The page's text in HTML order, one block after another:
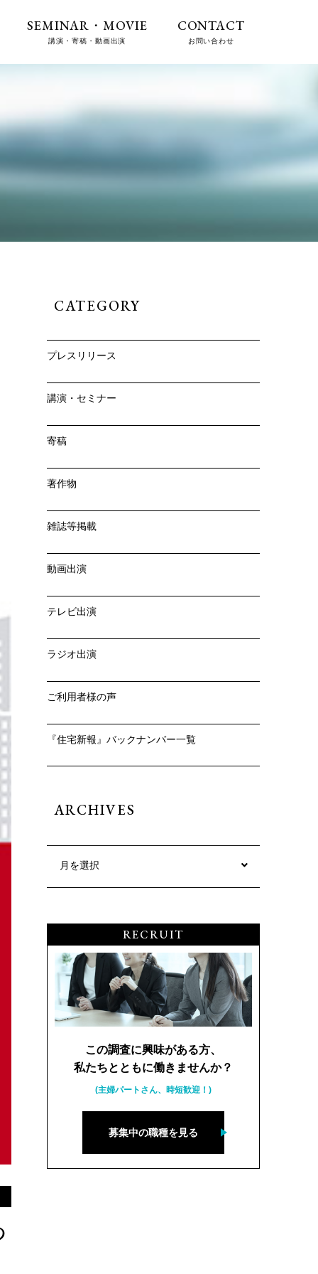
SEMINAR・MOVIE
講演・寄稿・動画出演
CONTACT
お問い合わせ
CATEGORY
プレスリリース
講演・セミナー
寄稿
著作物
雑誌等掲載
動画出演
テレビ出演
ラジオ出演
ご利用者様の声
『住宅新報』バックナンバー一覧
ARCHIVES
月を選択
RECRUIT
この調査に興味がある方、
私たちとともに働きませんか？
(主婦パートさん、時短歓迎！)
募集中の職種を見る